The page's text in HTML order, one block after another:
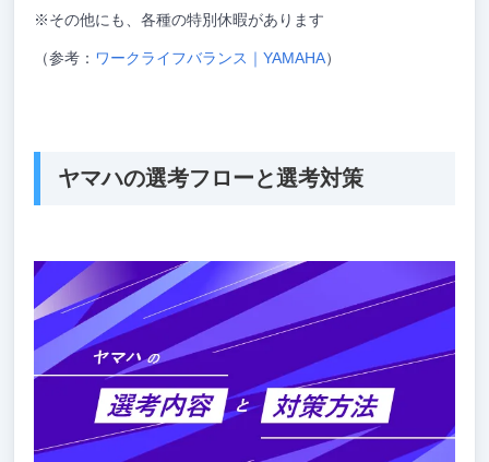
※その他にも、各種の特別休暇があります
（参考： ワークライフバランス｜YAMAHA）
ヤマハの選考フローと選考対策